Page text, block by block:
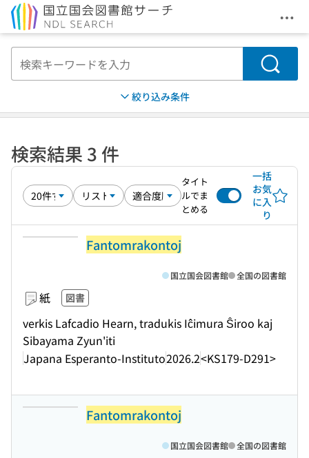
メ
検索
絞り込み条件
検索結果 3 件
タイト
ルでま
とめる
一括
お気
に入
り
Fantomrakontoj
紙 図書
verkis Lafcadio Hearn, tradukis Iĉimura Ŝiroo kaj
Sibayama Zyun'iti
Japana Esperanto-Instituto2026.2<KS179-D291>
国立国会図書館 全国の図書館
Fantomrakontoj
国立国会図書館 全国の図書館